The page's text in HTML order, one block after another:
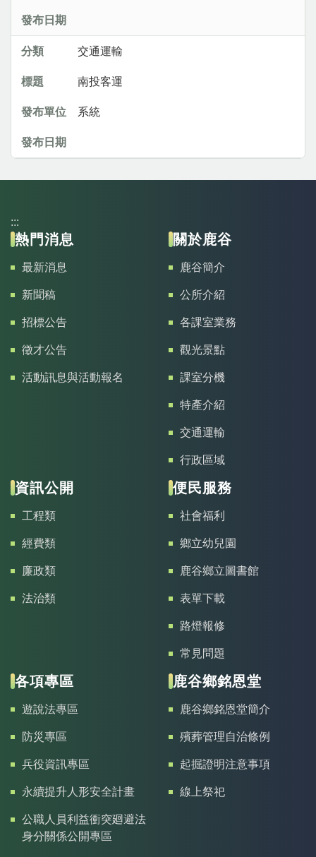
交通運輸
南投客運
系統
:::
熱門消息
最新消息
新聞稿
招標公告
徵才公告
活動訊息與活動報名
關於鹿谷
鹿谷簡介
公所介紹
各課室業務
觀光景點
課室分機
特產介紹
交通運輸
行政區域
資訊公開
工程類
經費類
廉政類
法治類
便民服務
社會福利
鄉立幼兒園
鹿谷鄉立圖書館
表單下載
路燈報修
常見問題
各項專區
遊說法專區
防災專區
兵役資訊專區
永續提升人形安全計畫
公職人員利益衝突廻避法
身分關係公開專區
鹿谷鄉銘恩堂
鹿谷鄉銘恩堂簡介
殯葬管理自治條例
起掘證明注意事項
線上祭祀